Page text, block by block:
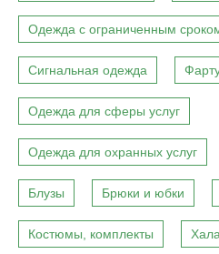
Одежда с ограниченным
Сигнальная одежда
Одежда для сферы услуг
Одежда для охранных услуг
Блузы Брюки и юбки
Костюмы, комплекты